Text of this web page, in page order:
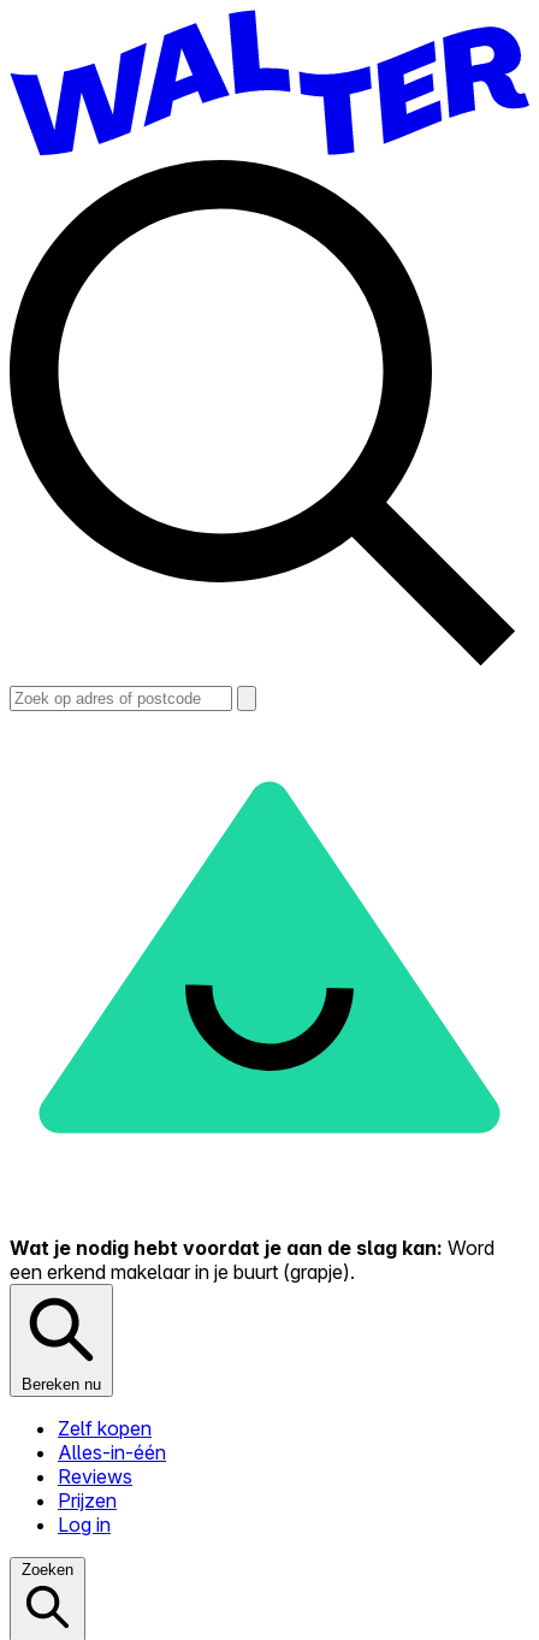
Wat je nodig hebt voordat je aan de slag kan: Word
een erkend makelaar in je buurt (grapje).
Bereken nu
Zelf kopen
Alles-in-één
Reviews
Prijzen
Log in
Zoeken